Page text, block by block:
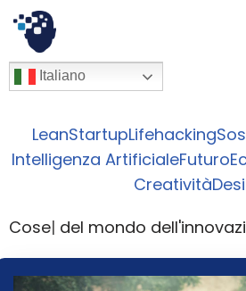
Vai
al
العربية
简体中文
English
Français
Español
Italiano
LeanStartupLifehacking
Intelligenza ArtificialeFuturo
Creatività
Molecole del mondo